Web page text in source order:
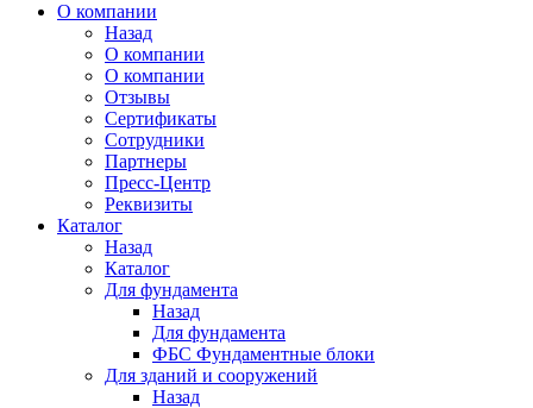
О компании
Назад
О компании
О компании
Отзывы
Сертификаты
Сотрудники
Партнеры
Пресс-Центр
Реквизиты
Каталог
Назад
Каталог
Для фундамента
Назад
Для фундамента
ФБС Фундаментные блоки
Для зданий и сооружений
Назад